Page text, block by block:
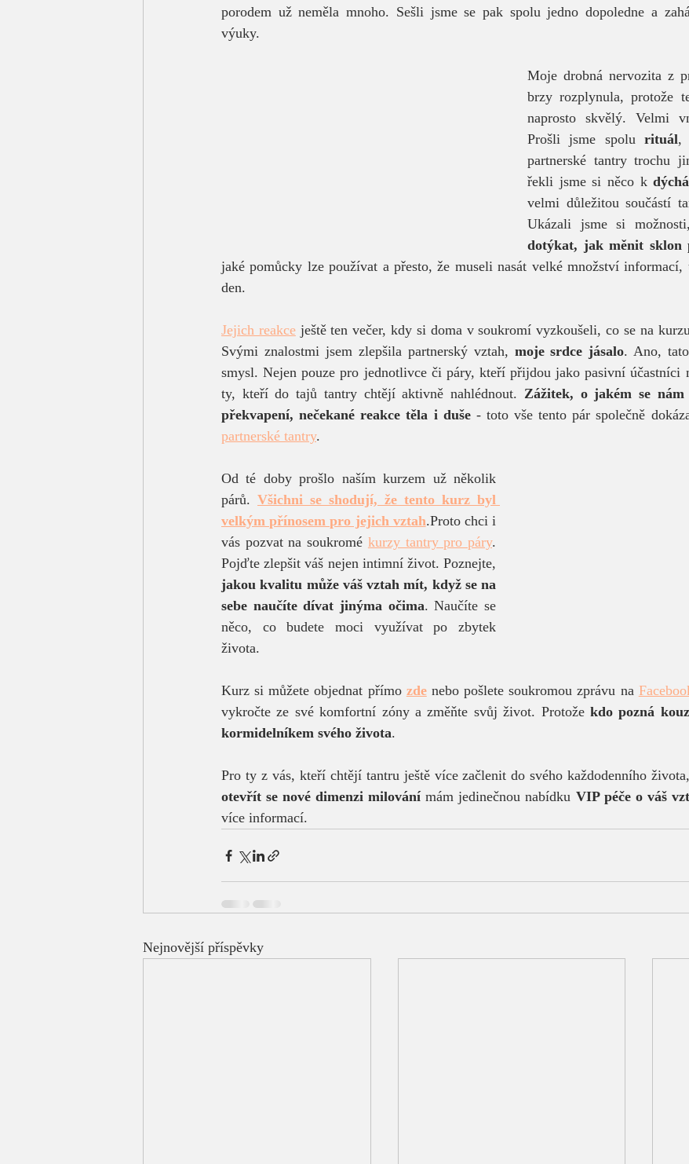
porodem už neměla mnoho. Sešli jsme se pak spolu jedno dopoledne a
výuky.
Moje drobná nervozita z
brzy rozplynula, protože
naprosto skvělý. Velmi
Prošli jsme spolu rituál,
partnerské tantry trochu
řekli jsme si něco k
velmi důležitou součástí
Ukázali jsme si
dotýkat, jak měnit sklon
jaké pomůcky lze používat a přesto, že museli nasát velké množství
den.
Jejich reakce ještě ten večer, kdy si doma v soukromí vyzkoušeli, co se na
Svými znalostmi jsem zlepšila partnerský vztah, moje srdce jásalo. Ano,
smysl. Nejen pouze pro jednotlivce či páry, kteří přijdou jako pasivní účastníci
ty, kteří do tajů tantry chtějí aktivně nahlédnout. Zážitek, o jakém se
překvapení, nečekané reakce těla i duše - toto vše tento pár společně
partnerské tantry.
Od té doby prošlo naším kurzem už několik
párů. Všichni se shodují, že tento kurz byl
velkým přínosem pro jejich vztah.Proto chci i
vás pozvat na soukromé kurzy tantry pro páry.
jakou kvalitu může váš vztah mít, když se na
sebe naučíte dívat jinýma očima. Naučíte se
něco, co budete moci využívat po zbytek
života.
Kurz si můžete objednat přímo zde nebo pošlete soukromou zprávu na
vykročte ze své komfortní zóny a změňte svůj život. Protože kdo pozná
kormidelníkem svého života.
otevřít se nové dimenzi milování mám jedinečnou nabídku VIP péče o váš
více informací.
Nejnovější příspěvky